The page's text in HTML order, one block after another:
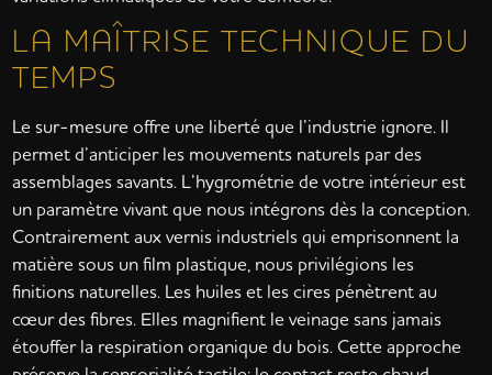
LA MAÎTRISE TECHNIQUE DU
TEMPS
Le sur-mesure offre une liberté que l’industrie ignore. Il
permet d’anticiper les mouvements naturels par des
assemblages savants. L’hygrométrie de votre intérieur est
un paramètre vivant que nous intégrons dès la conception.
Contrairement aux vernis industriels qui emprisonnent la
matière sous un film plastique, nous privilégions les
finitions naturelles. Les huiles et les cires pénètrent au
cœur des fibres. Elles magnifient le veinage sans jamais
étouffer la respiration organique du bois. Cette approche